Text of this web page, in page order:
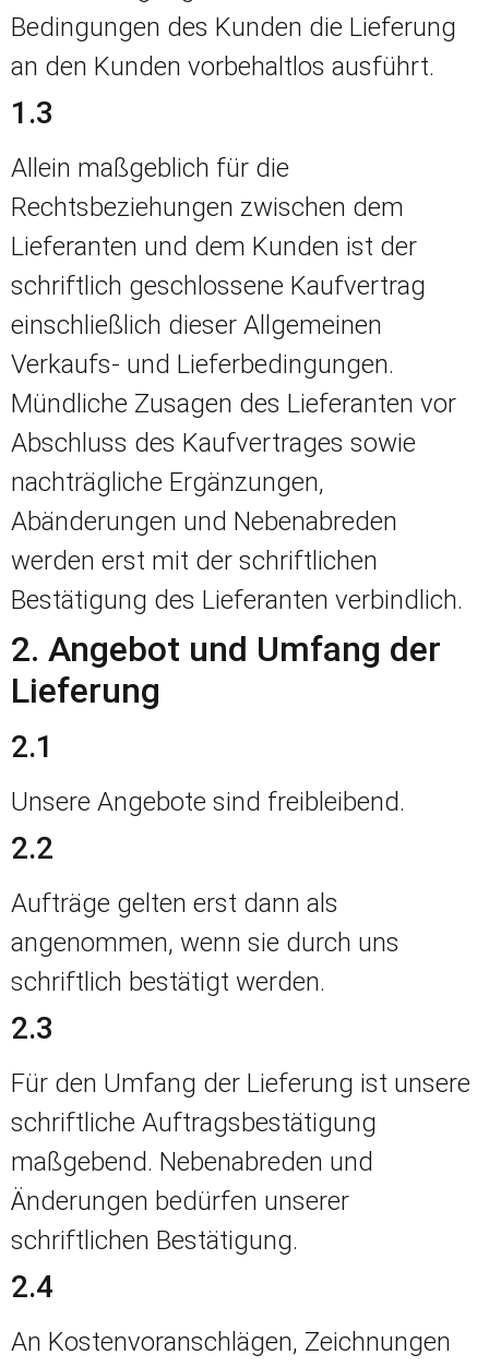
Bedingungen des Kunden die Lieferung
an den Kunden vorbehaltlos ausführt.
1.3
Allein maßgeblich für die
Rechtsbeziehungen zwischen dem
Lieferanten und dem Kunden ist der
schriftlich geschlossene Kaufvertrag
einschließlich dieser Allgemeinen
Verkaufs- und Lieferbedingungen.
Mündliche Zusagen des Lieferanten vor
Abschluss des Kaufvertrages sowie
nachträgliche Ergänzungen,
Abänderungen und Nebenabreden
werden erst mit der schriftlichen
Bestätigung des Lieferanten verbindlich.
2. Angebot und Umfang der
Lieferung
2.1
Unsere Angebote sind freibleibend.
2.2
Aufträge gelten erst dann als
angenommen, wenn sie durch uns
schriftlich bestätigt werden.
2.3
Für den Umfang der Lieferung ist unsere
schriftliche Auftragsbestätigung
maßgebend. Nebenabreden und
Änderungen bedürfen unserer
schriftlichen Bestätigung.
2.4
An Kostenvoranschlägen, Zeichnungen